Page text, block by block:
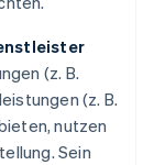
(z. B.
(z. B.
nutzen
Sein